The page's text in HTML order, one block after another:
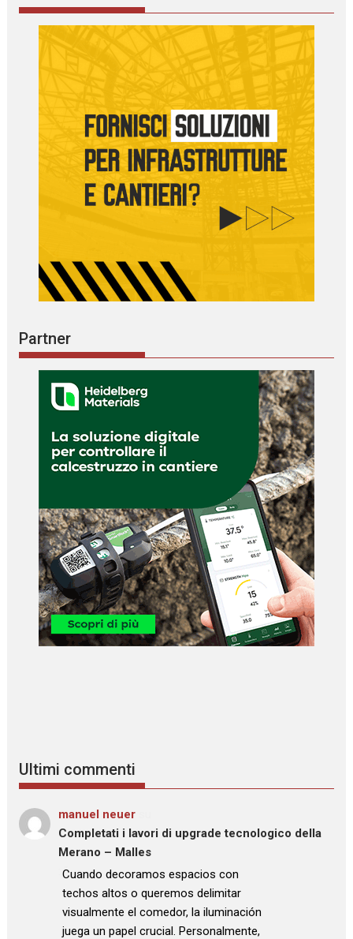
Partner
Ultimi commenti
manuel neuer
Completati i lavori di upgrade tecnologico della
Merano – Malles
: “
Cuando decoramos espacios con
techos altos o queremos delimitar
visualmente el comedor, la iluminación
juega un papel crucial. Personalmente,